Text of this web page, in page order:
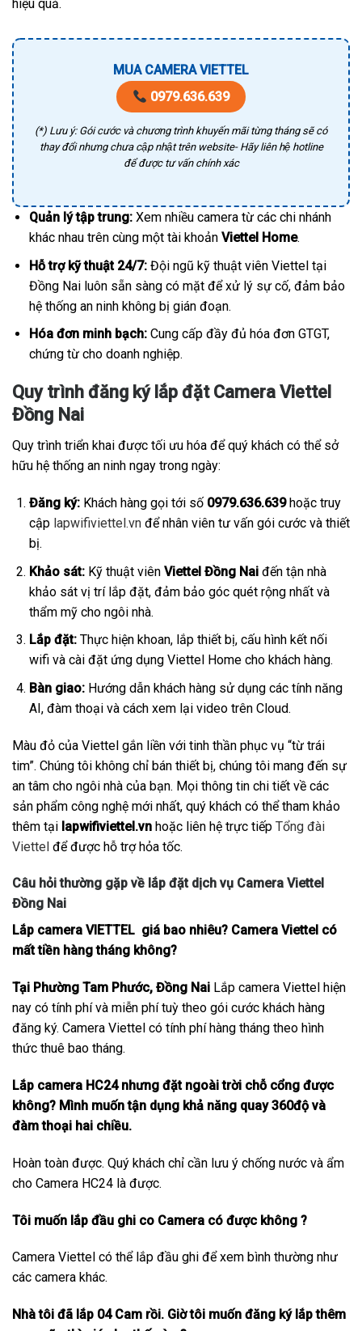
hiệu quả.
MUA CAMERA VIETTEL
0979.636.639
(*) Lưu ý: Gói cước và chương trình khuyến mãi từng tháng sẽ có
thay đổi nhưng chưa cập nhật trên website- Hãy liên hệ hotline
để được tư vấn chính xác
Quản lý tập trung:Xem nhiều camera từ các chi nhánh
khác nhau trên cùng một tài khoản Viettel Home.
Hỗ trợ kỹ thuật 24/7:Đội ngũ kỹ thuật viên Viettel tại
Đồng Nai luôn sẵn sàng có mặt để xử lý sự cố, đảm bảo
hệ thống an ninh không bị gián đoạn.
Hóa đơn minh bạch:Cung cấp đầy đủ hóa đơn GTGT,
chứng từ cho doanh nghiệp.
Quy trình đăng ký lắp đặt Camera Viettel
Đồng Nai
Quy trình triển khai được tối ưu hóa để quý khách có thể sở
hữu hệ thống an ninh ngay trong ngày:
Đăng ký:Khách hàng gọi tới số 0979.636.639hoặc truy
cập lapwifiviettel.vnđể nhân viên tư vấn gói cước và thiết
bị.
Khảo sát:Kỹ thuật viên Viettel Đồng Naiđến tận nhà
khảo sát vị trí lắp đặt, đảm bảo góc quét rộng nhất và
thẩm mỹ cho ngôi nhà.
Lắp đặt:Thực hiện khoan, lắp thiết bị, cấu hình kết nối
wifi và cài đặt ứng dụng Viettel Home cho khách hàng.
Bàn giao:Hướng dẫn khách hàng sử dụng các tính năng
AI, đàm thoại và cách xem lại video trên Cloud.
Màu đỏ của Viettel gắn liền với tinh thần phục vụ “từ trái
tim”. Chúng tôi không chỉ bán thiết bị, chúng tôi mang đến sự
an tâm cho ngôi nhà của bạn. Mọi thông tin chi tiết về các
sản phẩm công nghệ mới nhất, quý khách có thể tham khảo
thêm tại lapwifiviettel.vn hoặc liên hệ trực tiếp Tổng đài
Viettel để được hỗ trợ hỏa tốc.
Câu hỏi thường gặp về lắp đặt dịch vụ Camera Viettel
Đồng Nai
Lắp camera VIETTEL giá bao nhiêu? Camera Viettel có
mất tiền hàng tháng không?
Tại Phường Tam Phước, Đồng Nai Lắp camera Viettel hiện
nay có tính phí và miễn phí tuỳ theo gói cước khách hàng
đăng ký. Camera Viettel có tính phí hàng tháng theo hình
thức thuê bao tháng.
Lắp camera HC24 nhưng đặt ngoài trời chỗ cổng được
không? Mình muốn tận dụng khả năng quay 360độ và
đàm thoại hai chiều.
Hoàn toàn được. Quý khách chỉ cần lưu ý chống nước và ẩm
cho Camera HC24 là được.
Tôi muốn lắp đầu ghi co Camera có được không ?
Camera Viettel có thể lắp đầu ghi để xem bình thường như
các camera khác.
Nhà tôi đã lắp 04 Cam rồi. Giờ tôi muốn đăng ký lắp thêm